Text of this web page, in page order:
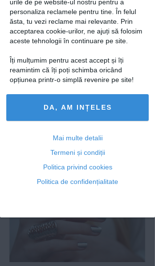
urile de pe website-ul nostru pentru a
personaliza reclamele pentru tine. În felul
ăsta, tu vezi reclame mai relevante. Prin
acceptarea cookie-urilor, ne ajuți să folosim
aceste tehnologii în continuare pe site.
Îți mulțumim pentru acest accept și îți
reamintim că îți poți schimba oricând
opțiunea printr-o simplă revenire pe site!
DA, AM INȚELES
Mai multe detalii
Termeni și condiții
Politica privind cookies
Politica de confidențialitate
FOTO 10 modele care aduc spiritul
sărbătorilor pe unghiile tale
25 noi 2016
Manichiura de Crăciun: 20 de
recomandări de sezon